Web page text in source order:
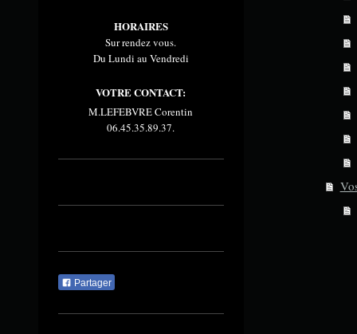
HORAIRES
Sur rendez vous.
Du Lundi au Vendredi
VOTRE CONTACT:
M.LEFEBVRE Corentin
06.45.35.89.37.
Partager